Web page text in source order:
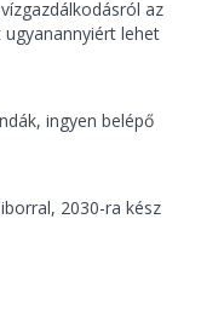
az
lehet
ingyen belépő
2030-ra kész